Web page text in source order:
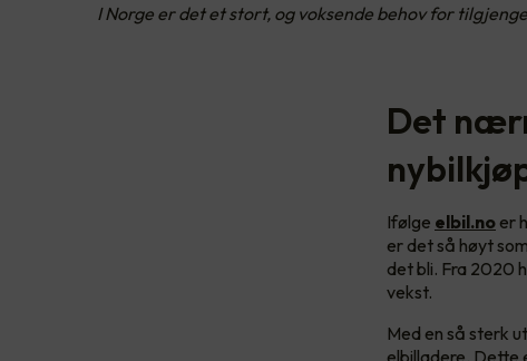
I Norge er det et stort, og voksende behov for
Det
Ifølge elbil.no er
er det så høyt som
det bli. Fra 2020
vekst.
Med en så sterk
elbilladere. Dette